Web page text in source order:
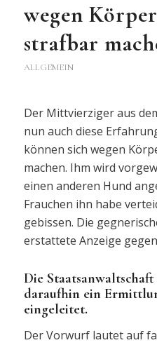
wegen
strafbar
ALLGEMEIN
Der Mittvierziger aus
nun auch diese
können sich wegen
machen. Ihm wird
einen anderen Hund
Frauchen ihn habe
gebissen. Die
erstattete Anzeige
Die
daraufhin ein
eingeleitet.
Der Vorwurf lautet auf